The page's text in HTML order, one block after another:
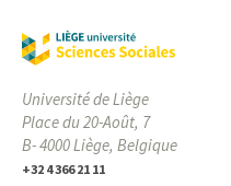
Université de Liège
Place du 20-Août, 7
B- 4000 Liège, Belgique
+32 4 366 21 11